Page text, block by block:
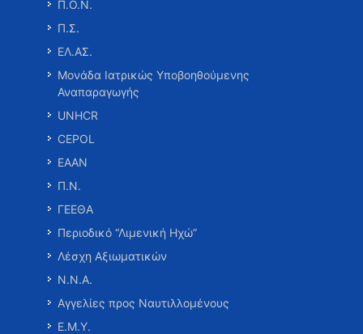
Π.Ο.Ν.
Π.Σ.
ΕΛ.ΑΣ.
Μονάδα Ιατρικώς Υποβοηθούμενης
Αναπαραγωγής
UNHCR
CEPOL
ΕΑΑΝ
Π.Ν.
ΓΕΕΘΑ
Περιοδικό “Λιμενική Ηχώ”
Λέσχη Αξιωματικών
Ν.Ν.Α.
Αγγελίες προς Ναυτιλλομένους
Ε.Μ.Υ.